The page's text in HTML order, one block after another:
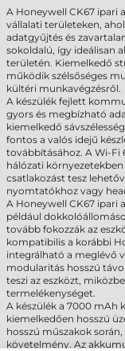
A Honeywell CK67 ipari
vállalati területeken,
adatgyűjtés és
sokoldalú, így ideálisan
területén. Kiemelkedő
működik szélsőséges
kültéri munkavégzésről.
A készülék fejlett
gyors és megbízható
kiemelkedő
fontos a valós idejű
továbbításához. A Wi-Fi
hálózati
csatlakozást tesz
nyomtatókhoz vagy
A Honeywell CK67 ipari
például
tovább fokozzák az
kompatibilis a korábbi
integrálható a meglévő
modularitás hosszú
teszi az eszközt,
termelékenységet.
A készülék a 7000 mAh
kiemelkedően hosszú
hosszú műszakok
követelmény. Az